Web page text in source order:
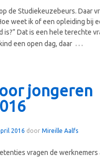
de Studiekeuzebeurs. Daar
weet ik of een opleiding bij
is?” Dat is een hele terechte
een open dag, daar …
jongeren
2016 door Mireille Aalfs
vragen de werknemers